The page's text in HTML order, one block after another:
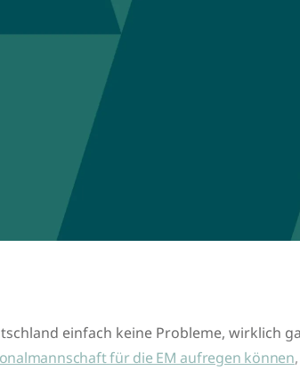
einfach keine Probleme, wirklich
für die EM aufregen können